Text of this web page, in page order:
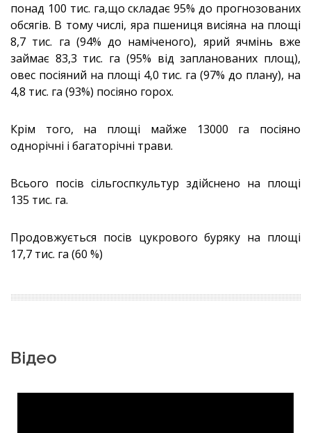
понад 100 тис. га,що складає 95% до прогнозованих
обсягів. В тому числі, яра пшениця висіяна на площі
8,7 тис. га (94% до наміченого), ярий ячмінь вже
займає 83,3 тис. га (95% від запланованих площ),
овес посіяний на площі 4,0 тис. га (97% до плану), на
4,8 тис. га (93%) посіяно горох.
Крім того, на площі майже 13000 га посіяно
однорічні і багаторічні трави.
Всього посів сільгоспкультур здійснено на площі
135 тис. га.
Продовжується посів цукрового буряку на площі
17,7 тис. га (60 %)
Відео